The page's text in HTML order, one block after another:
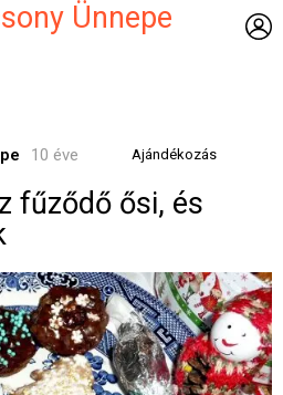
10 éve Ajándékozás
fűződő ősi, és